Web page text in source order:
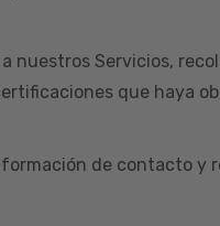
nuestros Servicios,
que haya
de contacto y